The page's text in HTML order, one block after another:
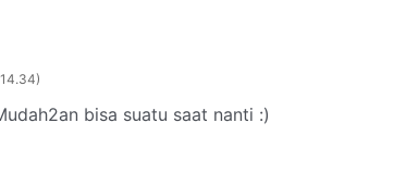
bisa suatu saat nanti :)